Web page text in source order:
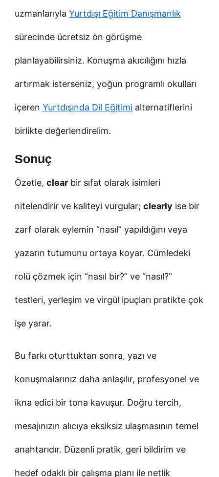
uzmanlarıyla Yurtdışı Eğitim Danışmanlık
sürecinde ücretsiz ön görüşme
planlayabilirsiniz. Konuşma akıcılığını hızla
artırmak isterseniz, yoğun programlı okulları
içeren Yurtdışında Dil Eğitimi alternatiflerini
birlikte değerlendirelim.
Sonuç
Özetle, clear bir sıfat olarak isimleri
nitelendirir ve kaliteyi vurgular; clearly ise bir
zarf olarak eylemin “nasıl” yapıldığını veya
yazarın tutumunu ortaya koyar. Cümledeki
rolü çözmek için “nasıl bir?” ve “nasıl?”
testleri, yerleşim ve virgül ipuçları pratikte çok
işe yarar.
Bu farkı oturttuktan sonra, yazı ve
konuşmalarınız daha anlaşılır, profesyonel ve
ikna edici bir tona kavuşur. Doğru tercih,
mesajınızın alıcıya eksiksiz ulaşmasının temel
anahtarıdır. Düzenli pratik, geri bildirim ve
hedef odaklı bir çalışma planı ile netlik